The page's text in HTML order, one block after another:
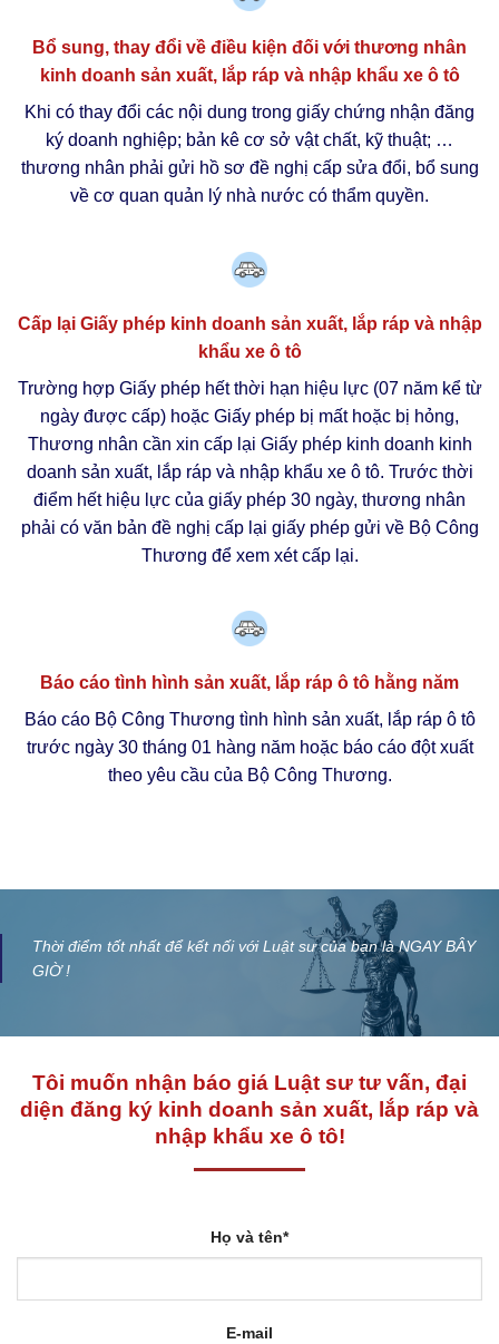
Bổ sung, thay đổi về điều kiện đối với thương nhân
kinh doanh sản xuất, lắp ráp và nhập khẩu xe ô tô
Khi có thay đổi các nội dung trong giấy chứng nhận đăng
ký doanh nghiệp; bản kê cơ sở vật chất, kỹ thuật; …
thương nhân phải gửi hồ sơ đề nghị cấp sửa đổi, bổ sung
về cơ quan quản lý nhà nước có thẩm quyền.
Cấp lại Giấy phép kinh doanh sản xuất, lắp ráp và nhập
khẩu xe ô tô
Trường hợp Giấy phép hết thời hạn hiệu lực (07 năm kể từ
ngày được cấp) hoặc Giấy phép bị mất hoặc bị hỏng,
Thương nhân cần xin cấp lại Giấy phép kinh doanh kinh
doanh sản xuất, lắp ráp và nhập khẩu xe ô tô. Trước thời
điểm hết hiệu lực của giấy phép 30 ngày, thương nhân
phải có văn bản đề nghị cấp lại giấy phép gửi về Bộ Công
Thương để xem xét cấp lại.
Báo cáo tình hình sản xuất, lắp ráp ô tô hằng năm
Báo cáo Bộ Công Thương tình hình sản xuất, lắp ráp ô tô
trước ngày 30 tháng 01 hàng năm hoặc báo cáo đột xuất
theo yêu cầu của Bộ Công Thương.
Thời điểm tốt nhất để kết nối với Luật sư của bạn là NGAY BÂY
GIỜ !
Tôi muốn nhận báo giá Luật sư tư vấn, đại
diện đăng ký kinh doanh sản xuất, lắp ráp và
nhập khẩu xe ô tô!
Họ và tên*
E-mail